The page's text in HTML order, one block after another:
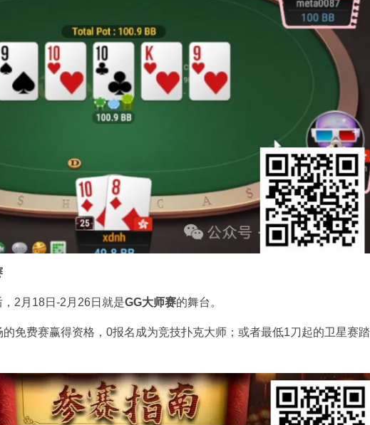
2月18日-2月26日就是GG大师赛的舞台。
免费赛赢得资格，0报名成为竞技扑克大师；或者最低1刀起的卫星赛踏